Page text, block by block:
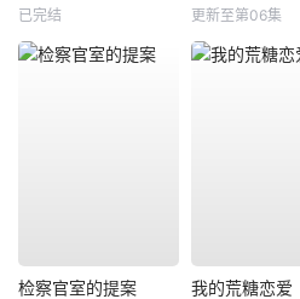
已完结 更新至第06集
检察官室的提案 我的荒糖恋爱